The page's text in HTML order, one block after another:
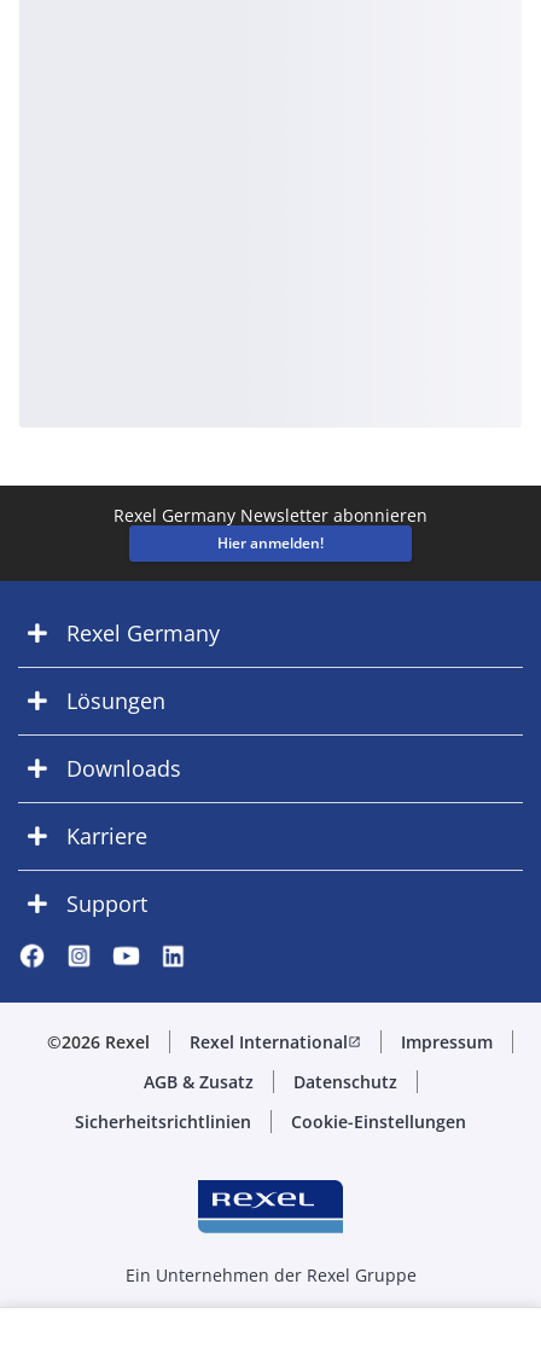
Rexel Germany Newsletter abonnieren
Hier anmelden!
Rexel Germany
Lösungen
Downloads
Karriere
Support
©2026 Rexel Rexel Internationalopen_in_new
Impressum
AGB & Zusatz
Datenschutz
Sicherheitsrichtlinien
Cookie-Einstellungen
Ein Unternehmen der Rexel Gruppe